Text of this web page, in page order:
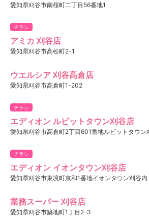
愛知県刈谷市南桜町二丁目56番地1
チラシ
アミカ 刈谷店
愛知県刈谷市高松町2-1
ウエルシア 刈谷高倉店
愛知県刈谷市高倉町1-202
チラシ
エディオン ルビットタウン刈谷店
愛知県刈谷市高倉町2丁目601番地ルビットタウン
チラシ
エディオン イオンタウン刈谷店
愛知県刈谷市東境町京和1番地イオンタウン刈谷内
業務スーパー 刈谷店
愛知県刈谷市築地町1丁目2-3